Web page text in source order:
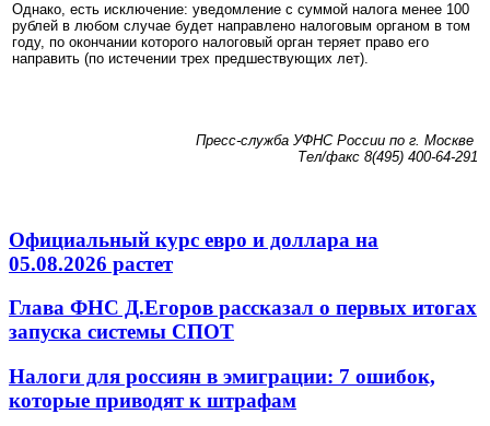
Однако, есть исключение: уведомление с суммой налога менее 100
рублей в любом случае будет направлено налоговым органом в том
году, по окончании которого налоговый орган теряет право его
направить (по истечении трех предшествующих лет).
Пресс-служба УФНС России по г. Москве
Тел/факс 8(495) 400-64-291
Официальный курс евро и доллара на
05.08.2026 растет
Глава ФНС Д.Егоров рассказал о первых итогах
запуска системы СПОТ
Налоги для россиян в эмиграции: 7 ошибок,
которые приводят к штрафам